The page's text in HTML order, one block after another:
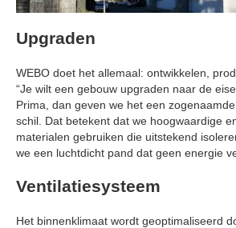
Upgraden
WEBO doet het allemaal: ontwikkelen,
“Je wilt een gebouw upgraden naar de
Prima, dan geven we het een
schil. Dat betekent dat we hoogwaardige
materialen gebruiken die uitstekend
we een luchtdicht pand dat geen energie
Ventilatiesysteem
Het binnenklimaat wordt geoptimaliseerd